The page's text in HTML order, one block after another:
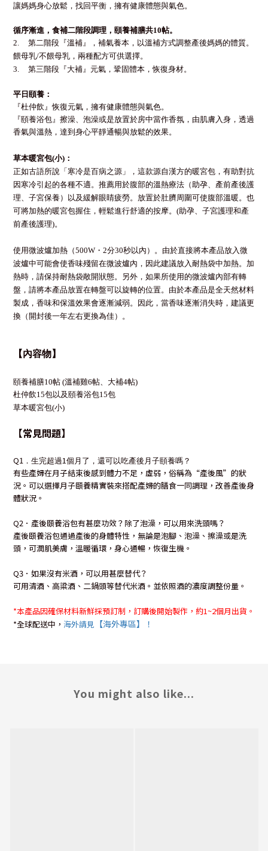
讓媽媽身心放鬆，找回平衡，擁有健康體態與氣色。
循序漸進，食補二階段調理，頤養補膳共10帖。
2. 第二階段『溫補』，補氣養本，以溫補方式調整產後媽媽的體質。
餵母乳/不餵母乳，兩種配方可供選擇。
3. 第三階段『大補』元氣，鞏固體本，恢復身材。
平日頤養：
『杜仲飲』恢復元氣，擁有健康體態與氣色。
『頤養浴包』擦澡、泡澡或是放置於房中當作香氛，由肌膚入身，透過
香氣與溫熱，達到身心平靜通暢與放鬆的效果。
草本暖宮包(小)：
正如古語所說「寒冷是百病之源」，這款源自漢方的暖宮包，有助對抗
因寒冷引起的各種不適。推薦用於腹部的溫熱療法（助孕、產前產後護
理、子宮保養）以及緩解眼睛疲勞。放置於肚臍周圍可使腹部溫暖。也
可將加熱的暖宮包握住，輕鬆進行舒適的按摩。(助孕、子宮護理和產
前產後護理)。
使用微波爐加熱（500W・2分30秒以內）。由於直接將本產品放入微
波爐中可能會使香味殘留在微波爐內，因此建議放入耐熱袋中加熱。加
熱時，請保持耐熱袋敞開狀態。另外，如果所使用的微波爐內部有轉
盤，請將本產品放置在轉盤可以旋轉的位置。由於本產品是全天然材料
製成，香味和保溫效果會逐漸減弱。因此，當香味逐漸消失時，建議更
換（開封後一年左右更換為佳）。
【內容物】
頤養補膳10帖 (溫補雞6帖、大補4帖)
杜仲飲15包以及頤養浴包15包
草本暖宮包(小)
【常見問題】
Q1 ．生完超過1 個月了，還可以吃產後月子頤養嗎？
有些產婦在月子結束後感到體力不足，虛弱，俗稱為 “產後風” 的狀
況。可以選擇月子頤養精實裝來搭配產婦的膳食一同調理，改善產後身
體狀況。
Q2 ．產後頤養浴包有甚麼功效？除了泡澡，可以用來洗頭嗎？
產後頤養浴包通過產後的身體特性，無論是泡腳、泡澡、擦澡或是洗
頭，可潤肌美膚，溫暖循環，身心通暢，恢復生機。
Q3 ．如果沒有米酒，可以用甚麼替代？
可用清酒、高粱酒、二鍋頭等替代米酒。並依照酒的濃度調整份量。
*本產品因確保材料新鮮採預訂制，訂購後開始製作，約1~2個月出貨。
*全球配送中， 海外請見 【海外專區】！
You might also like...